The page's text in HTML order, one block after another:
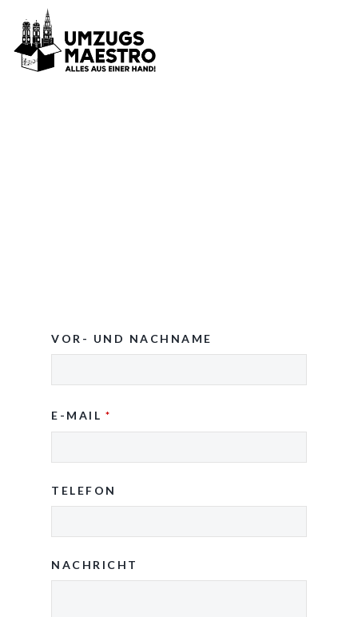
VOR- UND NACHNAME
E-MAIL *
TELEFON
NACHRICHT